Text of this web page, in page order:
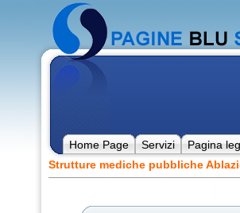
Home Page Servizi Pagina
Strutture mediche pubbliche